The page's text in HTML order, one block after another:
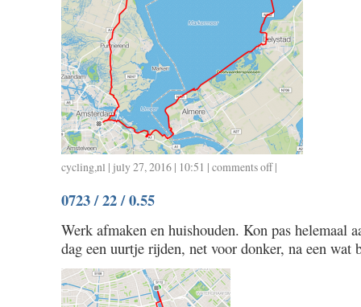
cycling,nl | july 27, 2016 | 10:51 | comments offon
/
5.52
|
0723 / 22 / 0.55
Werk afmaken en huishouden. Kon pas helemaal
dag een uurtje rijden, net voor donker, na een wat